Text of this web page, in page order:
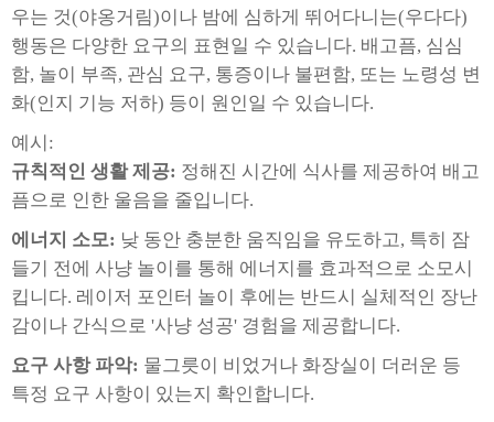
우는 것(야옹거림)이나 밤에 심하게 뛰어다니는(우다다)
행동은 다양한 요구의 표현일 수 있습니다. 배고픔, 심심
함, 놀이 부족, 관심 요구, 통증이나 불편함, 또는 노령성 변
화(인지 기능 저하) 등이 원인일 수 있습니다.
예시:
규칙적인 생활 제공: 정해진 시간에 식사를 제공하여 배고
픔으로 인한 울음을 줄입니다.
에너지 소모: 낮 동안 충분한 움직임을 유도하고, 특히 잠
들기 전에 사냥 놀이를 통해 에너지를 효과적으로 소모시
킵니다. 레이저 포인터 놀이 후에는 반드시 실체적인 장난
감이나 간식으로 '사냥 성공' 경험을 제공합니다.
요구 사항 파악: 물그릇이 비었거나 화장실이 더러운 등
특정 요구 사항이 있는지 확인합니다.